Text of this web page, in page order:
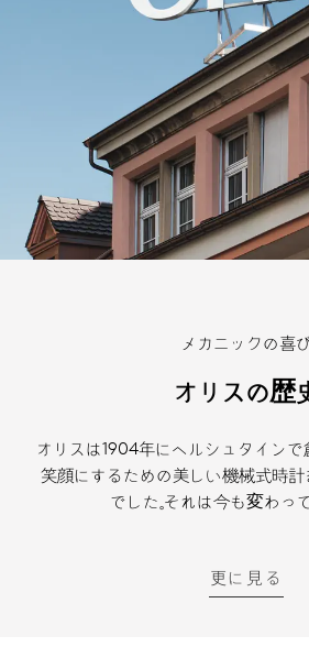
メカニックの喜
オリスの歴
オリスは1904年にヘルシュタインで
笑顔にするための美しい機械式時
でした。それは今も変わっ
更に見る